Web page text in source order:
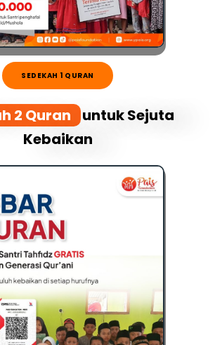
SEDEKAH 1 QURAN
2 Quran
untuk Sejuta
Kebaikan